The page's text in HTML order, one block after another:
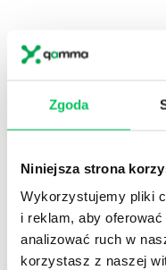
Zgoda
Niniejsza strona
Wykorzystujemy pliki
i reklam, aby
analizować ruch w
korzystasz z naszej